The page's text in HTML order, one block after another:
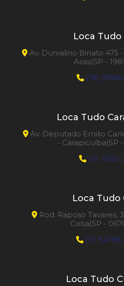
Loca Tudo
Av. Durvalino Binato 475
Assis|SP -
(18)
Loca Tudo
Av. Deputado Emilio
- Carapicuíba|SP
(11)
Loca Tudo
Rod. Raposo Tavares,
Cotia|SP -
(11)
Loca Tudo